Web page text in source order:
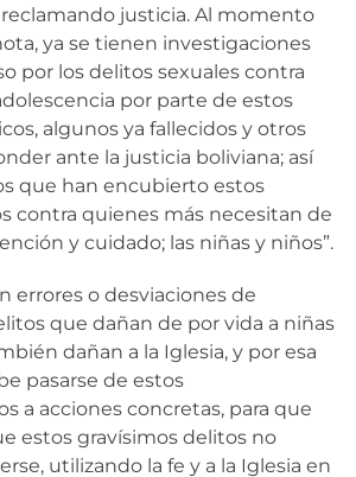
justicia. Al momento
ya se tienen investigaciones
por los delitos sexuales contra
por parte de estos
algunos ya fallecidos y otros
ante la justicia boliviana; así
que han encubierto estos
contra quienes más necesitan de
y cuidado; las niñas y niños”.
errores o desviaciones de
que dañan de por vida a niñas
dañan a la Iglesia, y por esa
pasarse de estos
a acciones concretas, para que
estos gravísimos delitos no
utilizando la fe y a la Iglesia en